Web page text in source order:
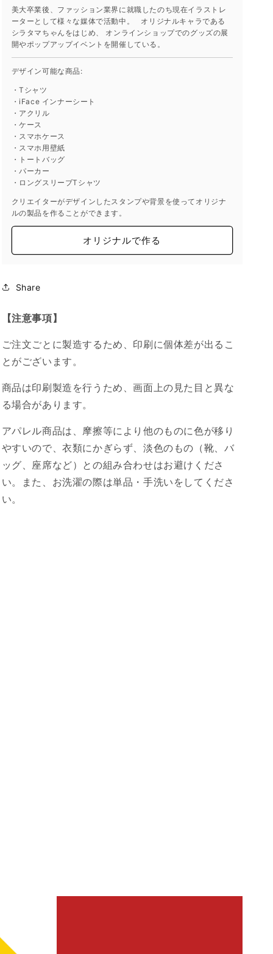
減
ら
す
増
や
す
美大卒業後、ファッション業界に就職したのち現在イラストレ
ーターとして様々な媒体で活動中。 オリジナルキャラである
シラタマちゃんをはじめ、 オンラインショップでのグッズの展
開やポップアップイベントを開催している。
デザイン可能な商品:
・Tシャツ
・iFace インナーシート
・アクリル
・ケース
・スマホケース
・スマホ用壁紙
・トートバッグ
・パーカー
・ロングスリーブTシャツ
クリエイターがデザインしたスタンプや背景を使ってオリジナ
ルの製品を作ることができます。
オリジナルで作る
Share
【注意事項】
ご注文ごとに製造するため、印刷に個体差が出るこ
とがございます。
商品は印刷製造を行うため、画面上の見た目と異な
る場合があります。
アパレル商品は、摩擦等により他のものに色が移り
やすいので、衣類にかぎらず、淡色のもの（靴、バ
ッグ、座席など）との組み合わせはお避けくださ
い。また、お洗濯の際は単品・手洗いをしてくださ
い。